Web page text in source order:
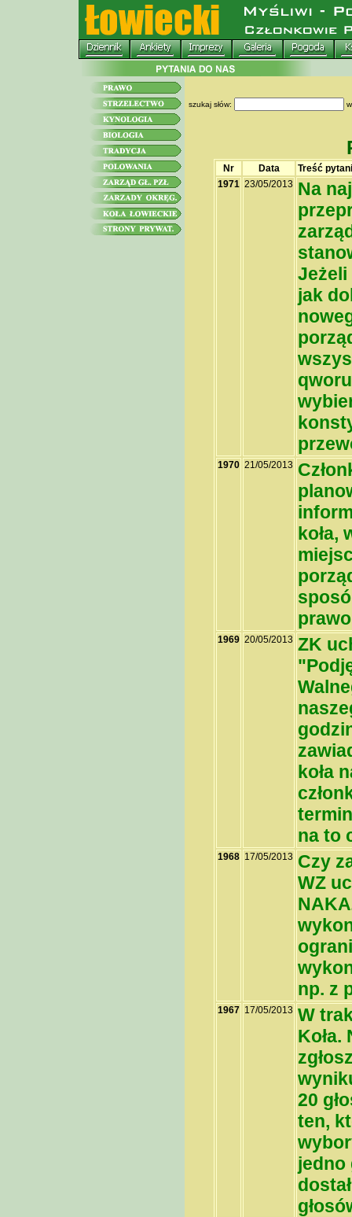
szukaj słów:
Nr Data
Treść
1971 23/05/2013 Na
Jeżeli
jak
1970 21/05/2013
koła,
1969 20/05/2013 ZK
koła
na to
1968 17/05/2013 Czy
WZ
np. z
1967 17/05/2013 W
Koła.
20
ten,
jedno